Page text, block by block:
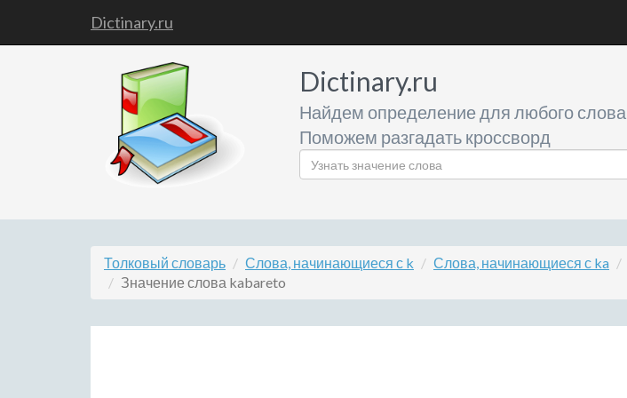
Dictinary.ru
Dictinary.ru
Найдем определение для любого слова
Поможем разгадать кроссворд
Толковый словарь Слова, начинающиеся с k Слова, начинающиеся с ka
Значение слова kabareto